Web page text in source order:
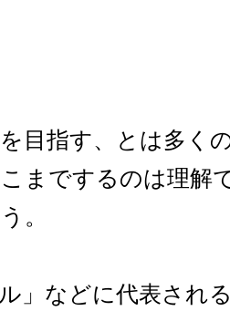
目指す、とは多く
までするのは理解
。
」などに代表され